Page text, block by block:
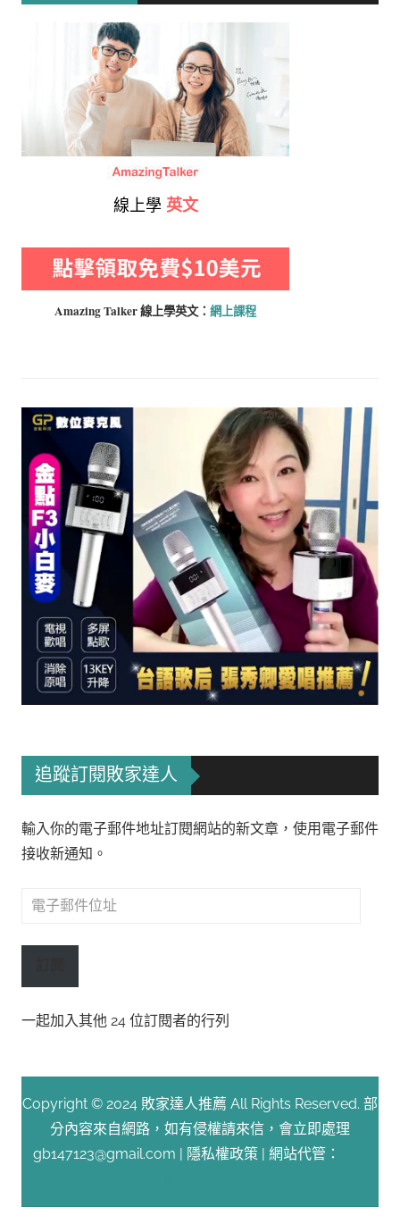
線上學 英文
Amazing Talker 線上學英文： 網上課程
追蹤訂閱敗家達人
輸入你的電子郵件地址訂閱網站的新文章，使用電子郵件
接收新通知。
電
郵
址
一起加入其他 24 位訂閱者的行列
Copyright © 2024 敗家達人推薦 All Rights Reserved. 部
分內容來自網路，如有侵權請來信，會立即處理
gb147123@gmail.com | 隱私權政策 | 網站代管：